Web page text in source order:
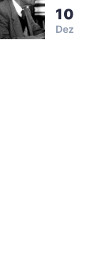
10
Dez